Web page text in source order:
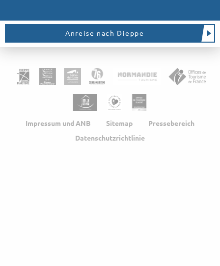
Anreise nach Dieppe
Impressum und ANB Sitemap
Pressebereich
Datenschutzrichtlinie